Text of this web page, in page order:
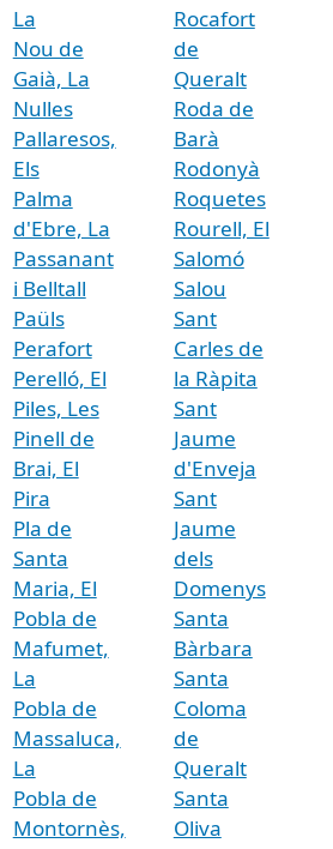
La
Nou de
Gaià, La
Nulles
Pallaresos,
Els
Palma
d'Ebre, La
Passanant
i Belltall
Paüls
Perafort
Perelló, El
Piles, Les
Pinell de
Brai, El
Pira
Pla de
Santa
Maria, El
Pobla de
Mafumet,
La
Pobla de
Massaluca,
La
Pobla de
Montornès,
Rocafort
de
Queralt
Roda de
Barà
Rodonyà
Roquetes
Rourell, El
Salomó
Salou
Sant
Carles de
la Ràpita
Sant
Jaume
d'Enveja
Sant
Jaume
dels
Domenys
Santa
Bàrbara
Santa
Coloma
de
Queralt
Santa
Oliva